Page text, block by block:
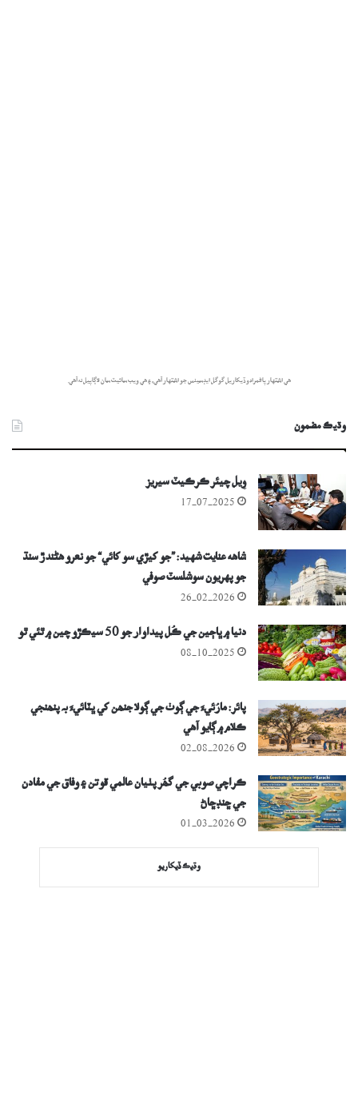
هي اشتهار پاڻمرادو ڏيکاريل گوگل ايڊسينس جو اشتهار آهي، ۽ هي ويب سائيٽ سان لاڳاپيل نه آهي.
وڌيڪ مضمون
وِيل چيئر ڪرڪيٽ سيريز
17-07-2025
شاهه عنايت شهيد: ”جو کيڙي سو کائي“ جو نعرو ھڻندڙ سنڌ
جو پهريون سوشلسٽ صوفي
26-02-2026
دنيا ۾ ڀاڄين جي ڪُل پيداوار جو 50 سيڪڙو چين ۾ ٿئي ٿو
08-10-2025
پائر: مارُئيءَ جي ڳوٺ جي ڳولا جنھن کي ڀٽائيءَ بہ پنھنجي
ڪلام ۾ ڳايو آھي
02-08-2026
ڪراچي صوبي جي گھُر پٺيان عالمي قوتن ۽ وفاق جي مفادن
جي ڇنڊڇاڻ
01-03-2026
وڌيڪ ڏيکاريو